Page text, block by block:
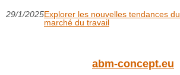
29/1/2025Explorer les nouvelles tendances du
marché du travail
abm-concept.eu